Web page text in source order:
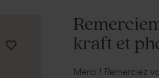
kraft et
Merci ! Remerciez